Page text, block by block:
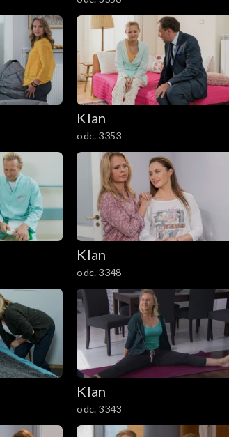
Klan
odc. 3353
Klan
odc. 3348
Klan
odc. 3343